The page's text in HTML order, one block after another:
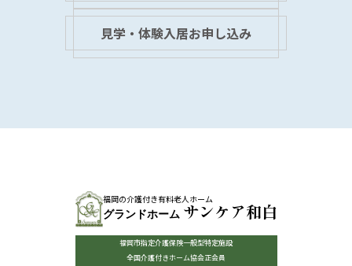
見学・体験入居お申し込み
福岡の介護付き有料老人ホーム
グランドホーム サンケア和白
福岡市指定介護保険一般型特定施設
全国介護付きホーム協会正会員